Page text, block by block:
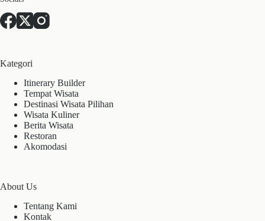
Kategori
Itinerary Builder
Tempat Wisata
Destinasi Wisata Pilihan
Wisata Kuliner
Berita Wisata
Restoran
Akomodasi
About Us
Tentang Kami
Kontak